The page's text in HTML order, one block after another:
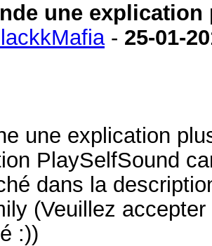
une
- 25-01-
une explication
PlaySelfSound
dans la
(Veuillez
:))